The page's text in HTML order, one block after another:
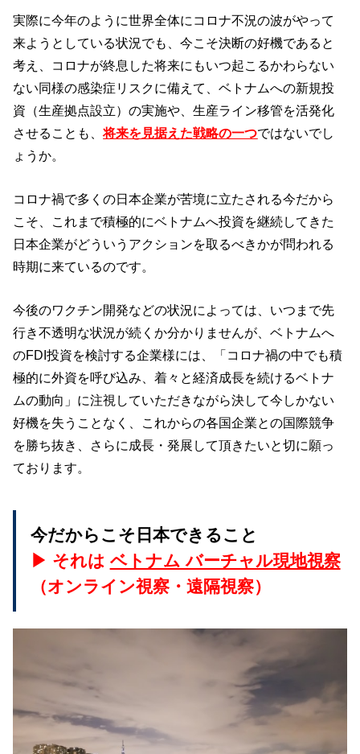
実際に今年のように世界全体にコロナ不況の波がやって
来ようとしている状況でも、今こそ決断の好機であると
考え、コロナが終息した将来にもいつ起こるかわらない
ない同様の感染症リスクに備えて、ベトナムへの新規投
資（生産拠点設立）の実施や、生産ライン移管を活発化
させることも、将来を見据えた戦略の一つではないでし
ょうか。
コロナ禍で多くの日本企業が苦境に立たされる今だから
こそ、これまで積極的にベトナムへ投資を継続してきた
日本企業がどういうアクションを取るべきかが問われる
時期に来ているのです。
今後のワクチン開発などの状況によっては、いつまで先
行き不透明な状況が続くか分かりませんが、ベトナムへ
のFDI投資を検討する企業様には、「コロナ禍の中でも積
極的に外資を呼び込み、着々と経済成長を続けるベトナ
ムの動向」に注視していただきながら決して今しかない
好機を失うことなく、これからの各国企業との国際競争
を勝ち抜き、さらに成長・発展して頂きたいと切に願っ
ております。
今だからこそ日本できること
▶︎ それは ベトナム バーチャル現地視察
（オンライン視察・遠隔視察）